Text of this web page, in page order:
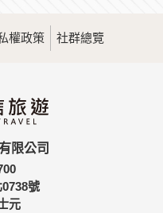
權政策 社群總覽
限公司
號
元